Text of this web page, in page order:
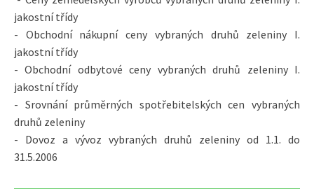
jakostní třídy
- Obchodní nákupní ceny vybraných druhů zeleniny I.
jakostní třídy
- Obchodní odbytové ceny vybraných druhů zeleniny I.
jakostní třídy
- Srovnání průměrných spotřebitelských cen vybraných
druhů zeleniny
- Dovoz a vývoz vybraných druhů zeleniny od 1.1. do
31.5.2006